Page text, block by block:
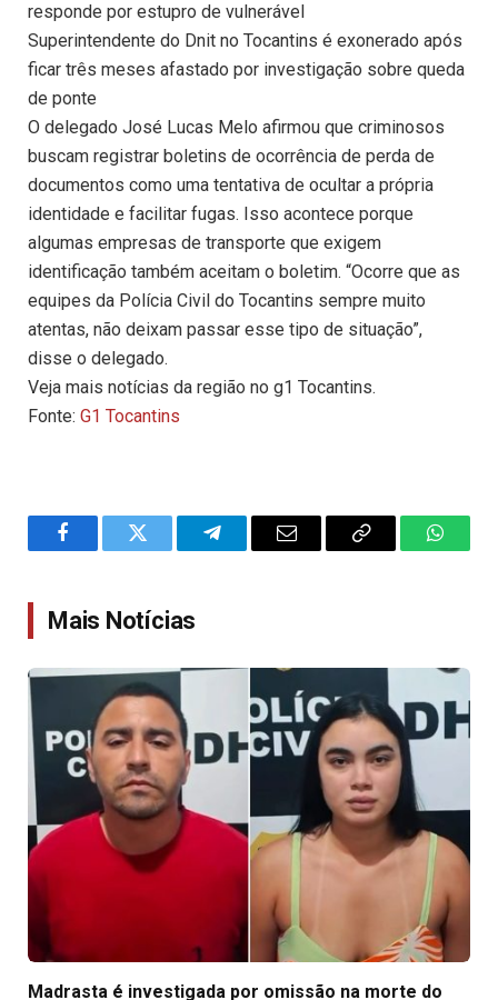
responde por estupro de vulnerável
Superintendente do Dnit no Tocantins é exonerado após
ficar três meses afastado por investigação sobre queda
de ponte
O delegado José Lucas Melo afirmou que criminosos
buscam registrar boletins de ocorrência de perda de
documentos como uma tentativa de ocultar a própria
identidade e facilitar fugas. Isso acontece porque
algumas empresas de transporte que exigem
identificação também aceitam o boletim. “Ocorre que as
equipes da Polícia Civil do Tocantins sempre muito
atentas, não deixam passar esse tipo de situação”,
disse o delegado.
Veja mais notícias da região no g1 Tocantins.
Fonte: G1 Tocantins
FacebookTwitter TelegramEmail
Copy
Mais Notícias
Madrasta é investigada por omissão na morte do